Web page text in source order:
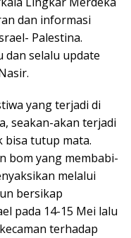
dan informasi
Palestina.
dan selalu update
yang terjadi di
seakan-akan terjadi
bisa tutup mata.
bom yang membabi-
melalui
bersikap
pada 14-15 Mei lalu
terhadap